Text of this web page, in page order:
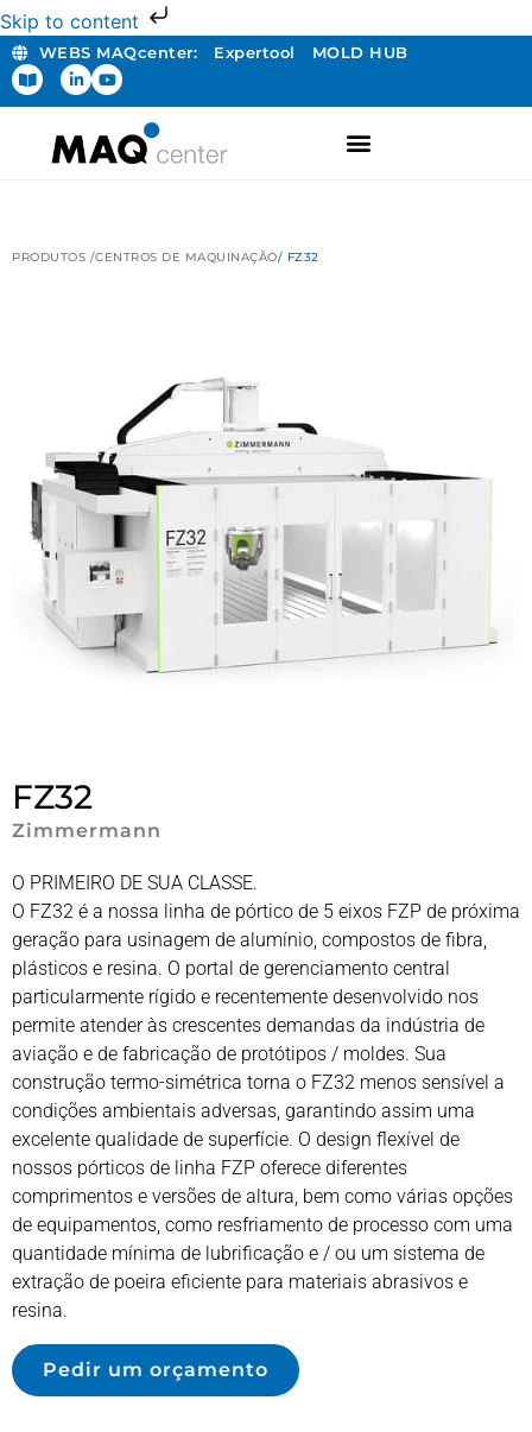
Skip to content
WEBS MAQcenter: Expertool MOLD HUB
PRODUTOS /CENTROS DE MAQUINAÇÃO/ FZ32
FZ32
Zimmermann
O PRIMEIRO DE SUA CLASSE.
O FZ32 é a nossa linha de pórtico de 5 eixos FZP de próxima
geração para usinagem de alumínio, compostos de fibra,
plásticos e resina. O portal de gerenciamento central
particularmente rígido e recentemente desenvolvido nos
permite atender às crescentes demandas da indústria de
aviação e de fabricação de protótipos / moldes. Sua
construção termo-simétrica torna o FZ32 menos sensível a
condições ambientais adversas, garantindo assim uma
excelente qualidade de superfície. O design flexível de
nossos pórticos de linha FZP oferece diferentes
comprimentos e versões de altura, bem como várias opções
de equipamentos, como resfriamento de processo com uma
quantidade mínima de lubrificação e / ou um sistema de
extração de poeira eficiente para materiais abrasivos e
resina.
Pedir um orçamento